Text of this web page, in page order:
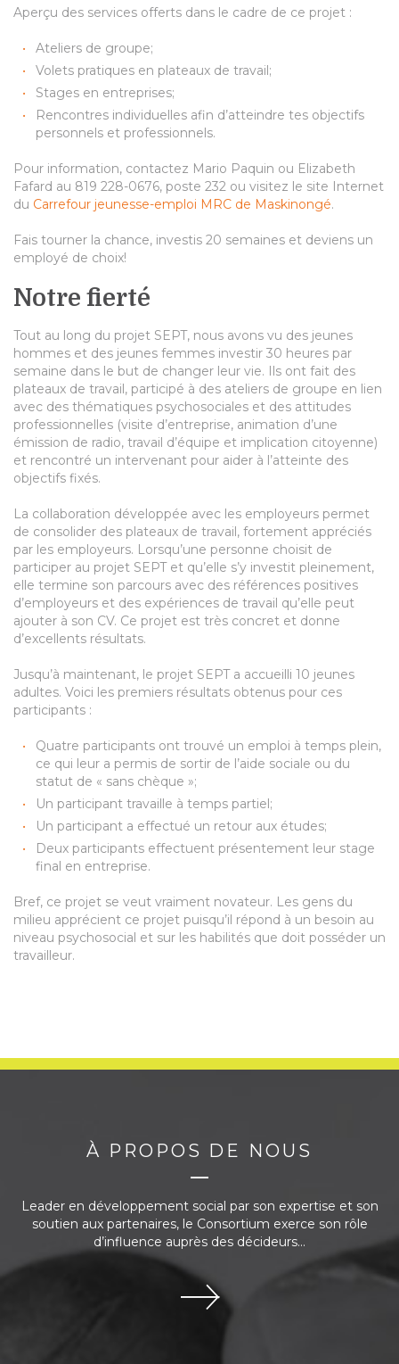
Aperçu des services offerts dans le cadre de ce projet :
Ateliers de groupe;
Volets pratiques en plateaux de travail;
Stages en entreprises;
Rencontres individuelles afin d’atteindre tes objectifs
personnels et professionnels.
Pour information, contactez Mario Paquin ou Elizabeth
Fafard au 819 228-0676, poste 232 ou visitez le site Internet
du Carrefour jeunesse-emploi MRC de Maskinongé.
Fais tourner la chance, investis 20 semaines et deviens un
employé de choix!
Notre fierté
Tout au long du projet SEPT, nous avons vu des jeunes
hommes et des jeunes femmes investir 30 heures par
semaine dans le but de changer leur vie. Ils ont fait des
plateaux de travail, participé à des ateliers de groupe en lien
avec des thématiques psychosociales et des attitudes
professionnelles (visite d’entreprise, animation d’une
émission de radio, travail d’équipe et implication citoyenne)
et rencontré un intervenant pour aider à l’atteinte des
objectifs fixés.
La collaboration développée avec les employeurs permet
de consolider des plateaux de travail, fortement appréciés
par les employeurs. Lorsqu’une personne choisit de
participer au projet SEPT et qu’elle s’y investit pleinement,
elle termine son parcours avec des références positives
d’employeurs et des expériences de travail qu’elle peut
ajouter à son CV. Ce projet est très concret et donne
d’excellents résultats.
Jusqu’à maintenant, le projet SEPT a accueilli 10 jeunes
adultes. Voici les premiers résultats obtenus pour ces
participants :
Quatre participants ont trouvé un emploi à temps plein,
ce qui leur a permis de sortir de l’aide sociale ou du
statut de « sans chèque »;
Un participant travaille à temps partiel;
Un participant a effectué un retour aux études;
Deux participants effectuent présentement leur stage
final en entreprise.
Bref, ce projet se veut vraiment novateur. Les gens du
milieu apprécient ce projet puisqu’il répond à un besoin au
niveau psychosocial et sur les habilités que doit posséder un
travailleur.
À PROPOS DE NOUS
Leader en développement social par son expertise et son
soutien aux partenaires, le Consortium exerce son rôle
d’influence auprès des décideurs...